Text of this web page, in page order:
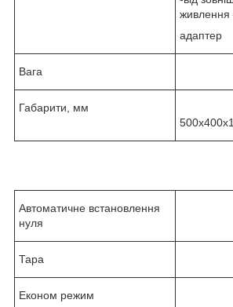
адаптер
Вага
Габарити, мм
Автоматичне встановлення
нуля
Тара
Економ режим